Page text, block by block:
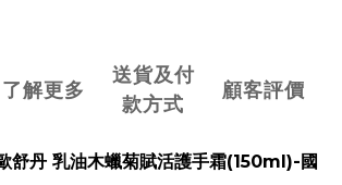
了解更多
送貨及付
款方式
顧客評價
舒丹 乳油木蠟菊賦活護手霜(150ml)-國